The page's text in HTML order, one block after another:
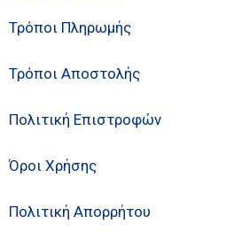
Τρόποι Πληρωμής
Τρόποι Αποστολής
Πολιτική Επιστροφών
Όροι Χρήσης
Πολιτική Απορρήτου